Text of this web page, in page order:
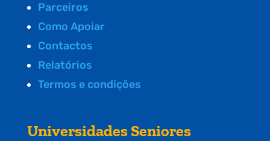
Parceiros
Como Apoiar
Contactos
Relatórios
Termos e condições
Universidades Seniores